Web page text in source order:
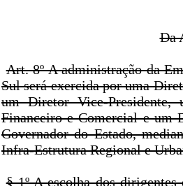
Da
Art. 8º A administração da
Sul será exercida por uma
um Diretor Vice-
Financeiro e Comercial e um
Governador do Estado,
Infra-Estrutura Regional e
§ 1º A escolha dos